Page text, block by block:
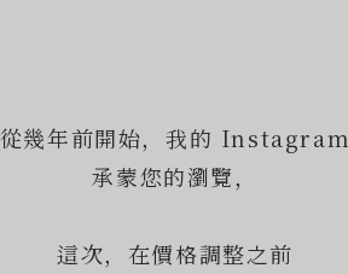
從幾年前開始，我的 Instagram
承蒙您的瀏覽，
這次，在價格調整之前